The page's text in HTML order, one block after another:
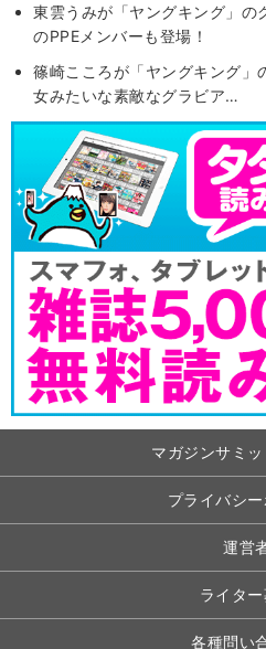
東雲うみが「ヤングキング」の
のPPEメンバーも登場！
篠崎こころが「ヤングキング」
女みたいな素敵なグラビア…
マガジンサミ
プライバシ
運営
ライタ
各種問い